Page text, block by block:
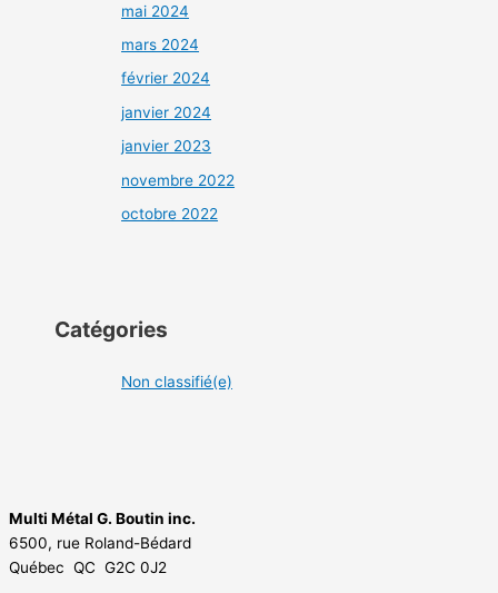
mai 2024
mars 2024
février 2024
janvier 2024
janvier 2023
novembre 2022
octobre 2022
Catégories
Non classifié(e)
Multi Métal G. Boutin inc.
6500, rue Roland-Bédard
Québec QC G2C 0J2